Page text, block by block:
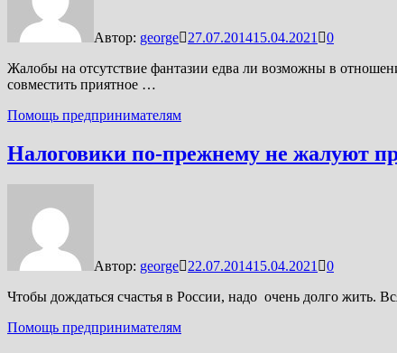
Автор: george 27.07.201415.04.2021
0
Жалобы на отсутствие фантазии едва ли возможны в
совместить приятное …
Помощь предпринимателям
Налоговики по-прежнему не жалуют
Автор: george 22.07.201415.04.2021
0
Чтобы дождаться счастья в России, надо очень долго жить.
Помощь предпринимателям